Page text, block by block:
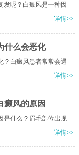
发呢？白癜风是一种因
详情>>
什么会恶化
？白癜风患者常常会遇
详情>>
癜风的原因
是什么？眉毛部位出现
详情>>